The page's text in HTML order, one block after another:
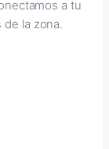
a tu
la zona.